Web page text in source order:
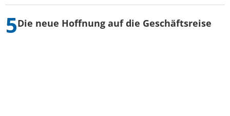
Die neue Hoffnung auf die Geschäftsreise